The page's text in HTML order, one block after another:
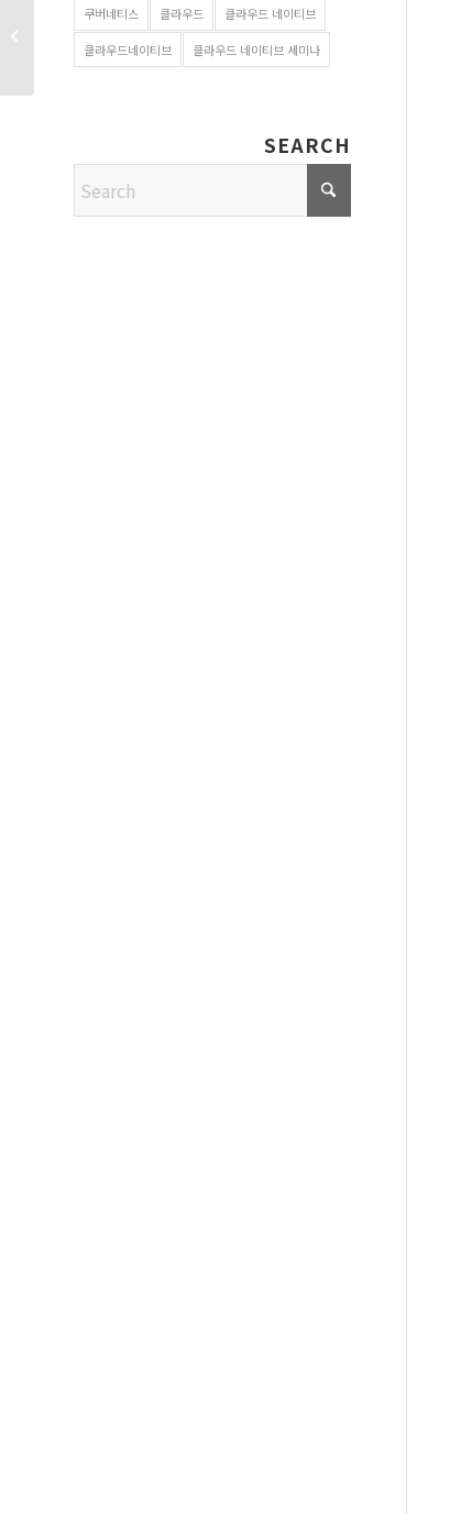
쿠버네티스 클라우드 클라우드 네이티브
클라우드네이티브 클라우드 네이티브 세미나
SEARCH
Red Hat OpenShift
Platform Plus 소개